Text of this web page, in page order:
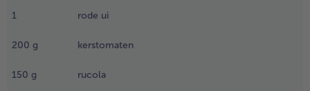
1 rode ui
200 g kerstomaten
150 g rucola
en